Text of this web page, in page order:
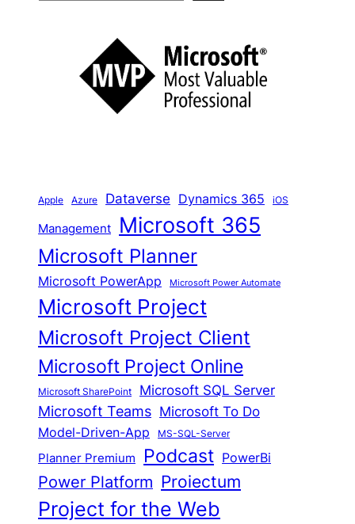
Apple Azure Dataverse Dynamics 365 iOS
Management Microsoft 365
Microsoft Planner
Microsoft PowerApp Microsoft Power Automate
Microsoft Project
Microsoft Project Client
Microsoft Project Online
Microsoft SharePoint Microsoft SQL Server
Microsoft Teams Microsoft To Do
Model-Driven-App MS-SQL-Server
Planner Premium Podcast PowerBi
Power Platform Proiectum
Project for the Web